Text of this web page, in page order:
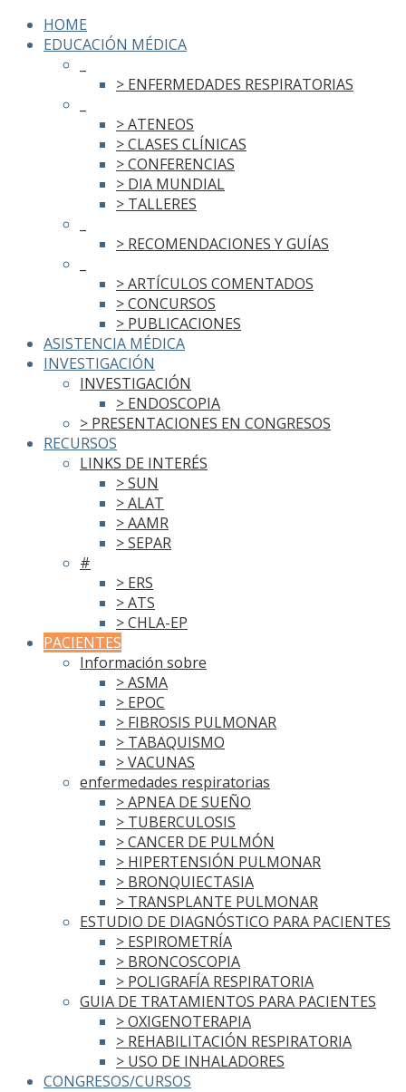
HOME
EDUCACIÓN MÉDICA
> ENFERMEDADES RESPIRATORIAS
> ATENEOS
> CLASES CLÍNICAS
> CONFERENCIAS
> DIA MUNDIAL
> TALLERES
> RECOMENDACIONES Y GUÍAS
> ARTÍCULOS COMENTADOS
> CONCURSOS
> PUBLICACIONES
ASISTENCIA MÉDICA
INVESTIGACIÓN
INVESTIGACIÓN
> ENDOSCOPIA
> PRESENTACIONES EN CONGRESOS
RECURSOS
LINKS DE INTERÉS
> SUN
> ALAT
> AAMR
> SEPAR
#
> ERS
> ATS
> CHLA-EP
PACIENTES
Información sobre
> ASMA
> EPOC
> FIBROSIS PULMONAR
> TABAQUISMO
> VACUNAS
enfermedades respiratorias
> APNEA DE SUEÑO
> TUBERCULOSIS
> CANCER DE PULMÓN
> HIPERTENSIÓN PULMONAR
> BRONQUIECTASIA
> TRANSPLANTE PULMONAR
ESTUDIO DE DIAGNÓSTICO PARA PACIENTES
> ESPIROMETRÍA
> BRONCOSCOPIA
> POLIGRAFÍA RESPIRATORIA
GUIA DE TRATAMIENTOS PARA PACIENTES
> OXIGENOTERAPIA
> REHABILITACIÓN RESPIRATORIA
> USO DE INHALADORES
CONGRESOS/CURSOS